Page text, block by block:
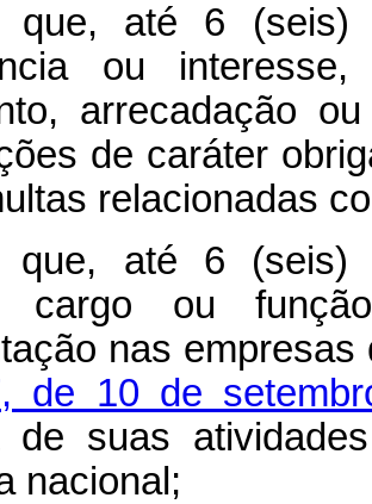
até 6 (seis)
ou
arrecadação
de caráter
relacionadas
até 6 (seis)
cargo ou
nas
de 10 de
de suas
nacional;